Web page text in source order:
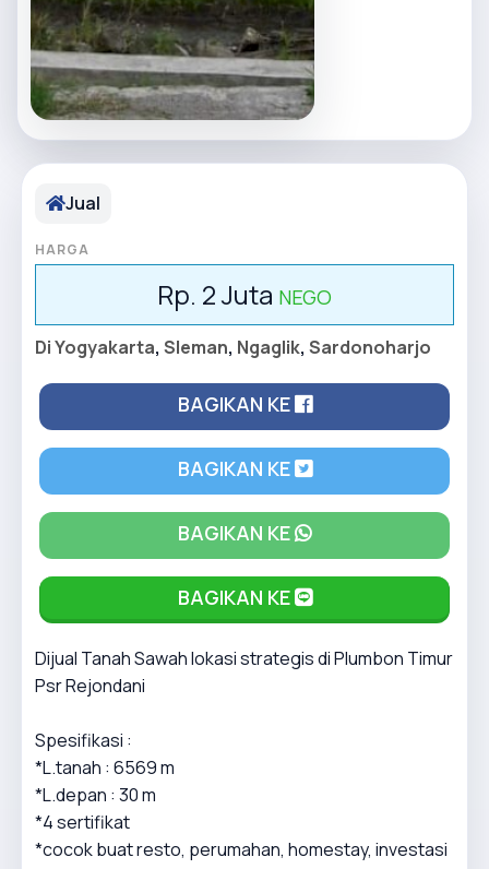
Jual
HARGA
Rp. 2 Juta NEGO
Di Yogyakarta, Sleman, Ngaglik, Sardonoharjo
BAGIKAN KE
BAGIKAN KE
BAGIKAN KE
BAGIKAN KE
Dijual Tanah Sawah lokasi strategis di Plumbon Timur
Psr Rejondani
Spesifikasi :
*L.tanah : 6569 m
*L.depan : 30 m
*4 sertifikat
*cocok buat resto, perumahan, homestay, investasi